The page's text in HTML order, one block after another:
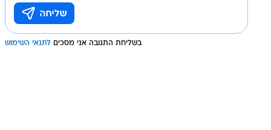
בשליחת התגובה אני מסכים לתנאי השימוש